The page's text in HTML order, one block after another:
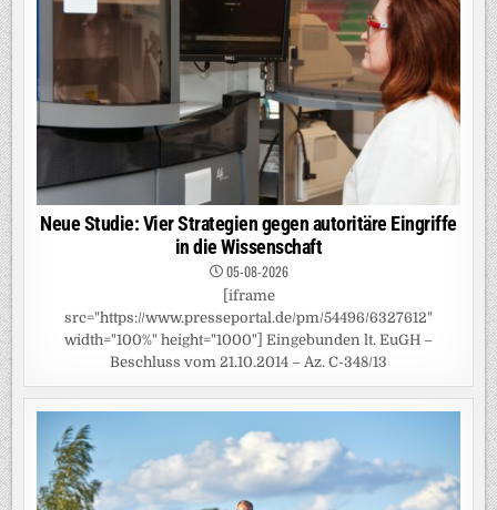
Neue Studie: Vier Strategien gegen autoritäre Eingriffe
in die Wissenschaft
05-08-2026
[iframe
src="https://www.presseportal.de/pm/54496/6327612"
width="100%" height="1000"] Eingebunden lt. EuGH –
Beschluss vom 21.10.2014 – Az. C-348/13